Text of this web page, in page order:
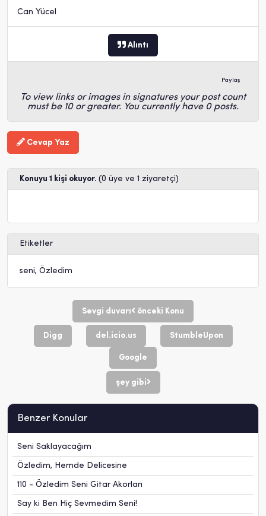
Can Yücel
Alıntı
Paylaş
To view links or images in signatures your post count
must be 10 or greater. You currently have 0 posts.
Cevap Yaz
Konuyu 1 kişi okuyor. (0 üye ve 1 ziyaretçi)
Etiketler
seni, Özledim
Sevgi duvarı önceki Konu
Digg del.icio.us StumbleUpon
Google
şey gibi
Benzer Konular
Seni Saklayacağım
Özledim, Hemde Delicesine
110 - Özledim Seni Gitar Akorları
Say ki Ben Hiç Sevmedim Seni!